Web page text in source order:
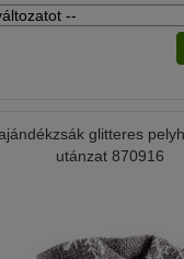
glitteres
utánzat 870916